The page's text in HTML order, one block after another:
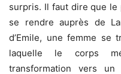
surpris. Il faut dire que
se rendre auprès de
d’Emile, une femme se
laquelle le corps
transformation vers un